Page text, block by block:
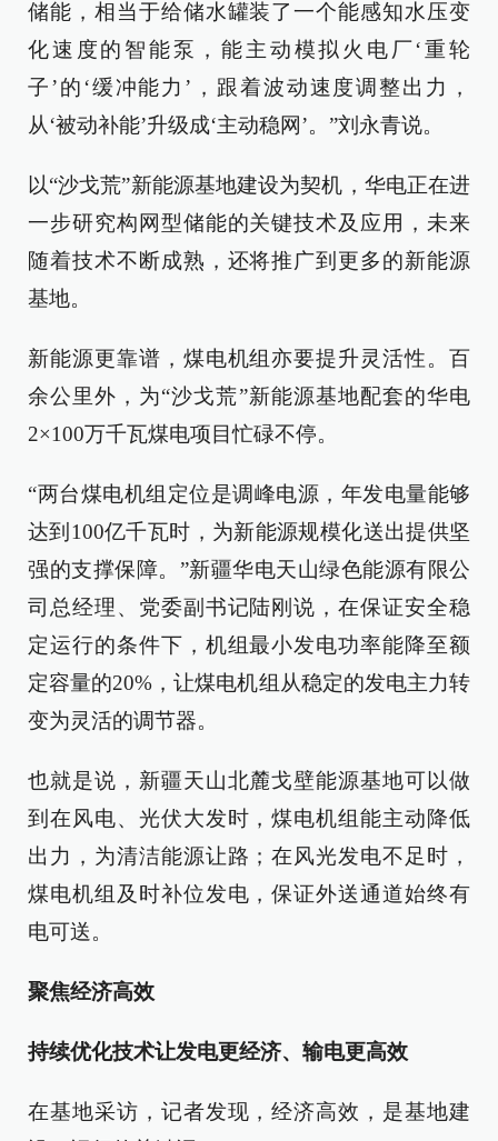
储能，相当于给储水罐装了一个能感知水压变
化速度的智能泵，能主动模拟火电厂‘重轮
子’的‘缓冲能力’，跟着波动速度调整出力，
从‘被动补能’升级成‘主动稳网’。”刘永青说。
以“沙戈荒”新能源基地建设为契机，华电正在进
一步研究构网型储能的关键技术及应用，未来
随着技术不断成熟，还将推广到更多的新能源
基地。
新能源更靠谱，煤电机组亦要提升灵活性。百
余公里外，为“沙戈荒”新能源基地配套的华电
2×100万千瓦煤电项目忙碌不停。
“两台煤电机组定位是调峰电源，年发电量能够
达到100亿千瓦时，为新能源规模化送出提供坚
强的支撑保障。”新疆华电天山绿色能源有限公
司总经理、党委副书记陆刚说，在保证安全稳
定运行的条件下，机组最小发电功率能降至额
定容量的20%，让煤电机组从稳定的发电主力转
变为灵活的调节器。
也就是说，新疆天山北麓戈壁能源基地可以做
到在风电、光伏大发时，煤电机组能主动降低
出力，为清洁能源让路；在风光发电不足时，
煤电机组及时补位发电，保证外送通道始终有
电可送。
聚焦经济高效
持续优化技术让发电更经济、输电更高效
在基地采访，记者发现，经济高效，是基地建